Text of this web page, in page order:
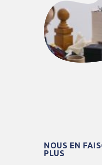
NOUS EN
PLUS